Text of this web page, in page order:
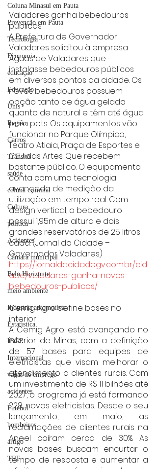
Coluna Minasul em Pauta
Prevenção em Pauta
Tecnologia
Economia
educaçao
Educação
Unis
Região
Carros
Trânsito
saúde
coluna criminal
Cultura
politica
Acidentes
Câmara municipal
Belo Horizonte
meio ambiente
Industria automotiva
Estatística
IBGE
Internacional
vagas de emprego
acidentes
Futebol
bombeiros
artigo
TRT
Valadares ganha bebedouros
públicos
A Prefeitura de Governador
Valadares solicitou à empresa
Águas de Valadares que
instalasse bebedouros públicos
em diversos pontos da cidade. Os
novos bebedouros possuem
opção tanto de água gelada
quanto de natural e têm até água
para pets. Os equipamentos vão
funcionar no Parque Olímpico,
Teatro Atiaia, Praça de Esportes e
CEU das Artes. Que recebem
bastante público. O equipamento
conta com uma tecnologia
avançada de medição da
utilização em tempo real. Com
design vertical, o bebedouro
possui 1,95m de altura e dois
grandes reservatórios de 25 litros
cada. (Jornal da Cidade –
Governador Valadares)
https://jornaldacidadegv.com.br/cid
ade/valadares-ganha-novos-
bebedouros-publicos/
Cemig Agro define bases no
interior
A Cemig Agro está avançando no
interior de Minas, com a definição
de 57 bases para equipes de
eletricistas que visam melhorar o
atendimento a clientes rurais. Com
um investimento de R$ 11 bilhões até
2027, o programa já está formando
228 novos eletricistas. Desde o seu
lançamento, em maio, as
reclamações de clientes rurais na
Aneel caíram cerca de 30%. As
novas bases buscam encurtar o
tempo de resposta e aumentar a